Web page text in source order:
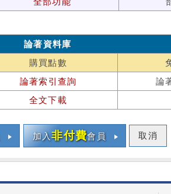
論著資料庫
購買點數
論著索引查詢
論
全文下載
加入非付費會員 取消